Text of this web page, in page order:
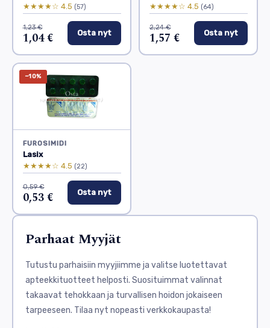
★★★★☆ 4.5 (57)
1,23 €
1,04 € Osta nyt
★★★★☆ 4.5 (64)
2,24 €
1,57 € Osta nyt
−10%
FUROSIMIDI
Lasix
★★★★☆ 4.5 (22)
0,59 €
0,53 € Osta nyt
Parhaat Myyjät
Tutustu parhaisiin myyjiimme ja valitse luotettavat
apteekkituotteet helposti. Suosituimmat valinnat
takaavat tehokkaan ja turvallisen hoidon jokaiseen
tarpeeseen. Tilaa nyt nopeasti verkkokaupasta!